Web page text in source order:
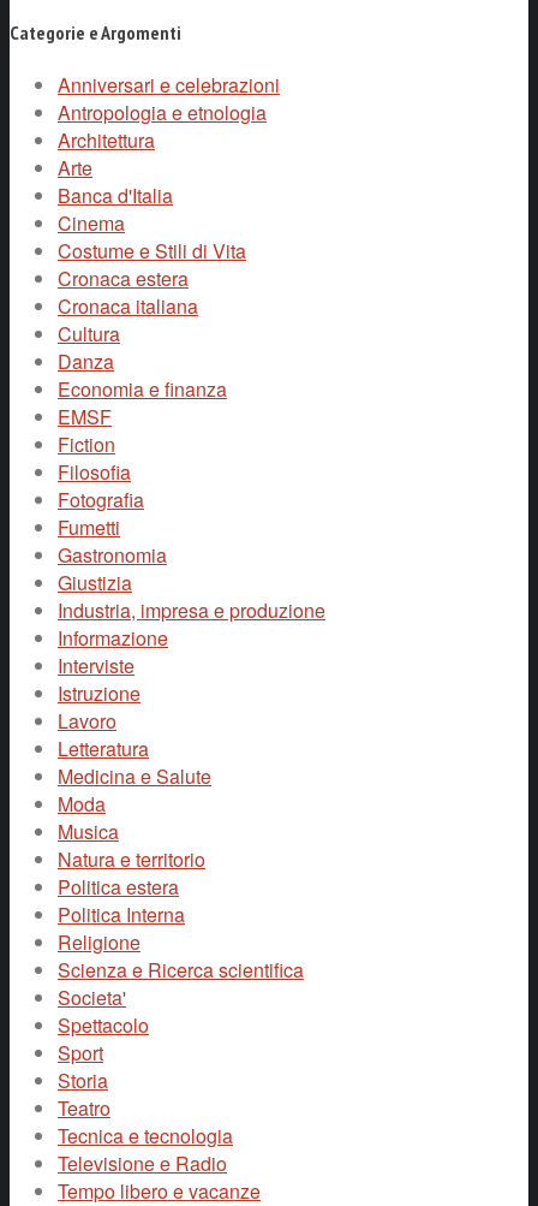
Categorie e Argomenti
Anniversari e celebrazioni
Antropologia e etnologia
Architettura
Arte
Banca d'Italia
Cinema
Costume e Stili di Vita
Cronaca estera
Cronaca italiana
Cultura
Danza
Economia e finanza
EMSF
Fiction
Filosofia
Fotografia
Fumetti
Gastronomia
Giustizia
Industria, impresa e produzione
Informazione
Interviste
Istruzione
Lavoro
Letteratura
Medicina e Salute
Moda
Musica
Natura e territorio
Politica estera
Politica Interna
Religione
Scienza e Ricerca scientifica
Societa'
Spettacolo
Sport
Storia
Teatro
Tecnica e tecnologia
Televisione e Radio
Tempo libero e vacanze